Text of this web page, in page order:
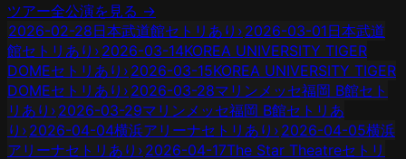
ツアー全公演を見る →
2026-02-28日本武道館セトリあり › 2026-03-01日本武道
館セトリあり › 2026-03-14KOREA UNIVERSITY TIGER
DOMEセトリあり › 2026-03-15KOREA UNIVERSITY TIGER
DOMEセトリあり › 2026-03-28マリンメッセ福岡 B館セト
リあり › 2026-03-29マリンメッセ福岡 B館セトリあ
り › 2026-04-04横浜アリーナセトリあり › 2026-04-05横浜
アリーナセトリあり › 2026-04-17The Star Theatreセトリ